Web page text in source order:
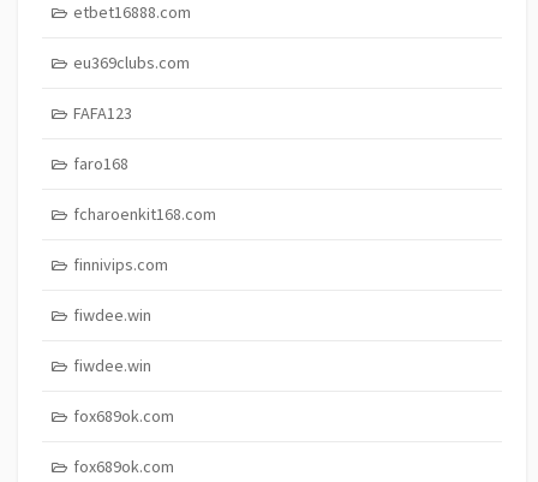
etbet16888.com
eu369clubs.com
FAFA123
faro168
fcharoenkit168.com
finnivips.com
fiwdee.win
fiwdee.win
fox689ok.com
fox689ok.com